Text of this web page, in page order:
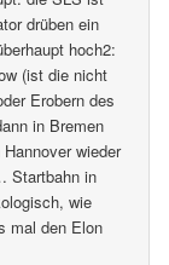
drüben ein
hoch2:
(ist die nicht
Erobern des
in Bremen
wieder
Startbahn in
wie
mal den Elon